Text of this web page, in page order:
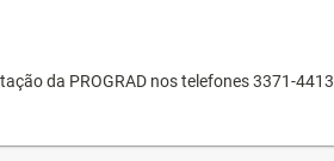
da PROGRAD nos telefones 3371-